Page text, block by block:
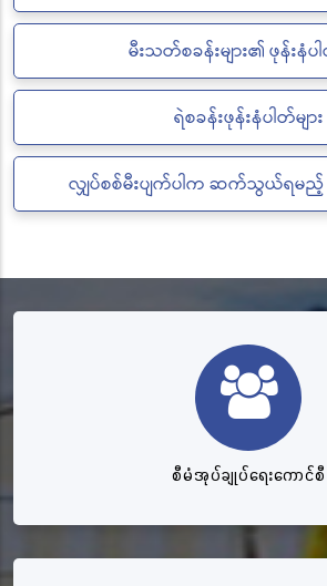
မီးသတ်စခန်းများ၏ ဖုန်းနံပါ
ရဲစခန်းဖုန်းနံပါတ်များ
လျှပ်စစ်မီးပျက်ပါက ဆက်သွယ်ရမည့် ဖု
စီမံအုပ်ချုပ်ရေးကောင်စီ